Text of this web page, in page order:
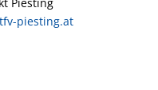
piesting.at